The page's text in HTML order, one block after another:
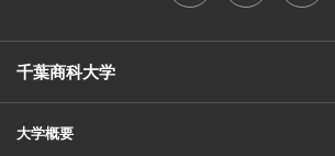
千葉商科大学
大学概要